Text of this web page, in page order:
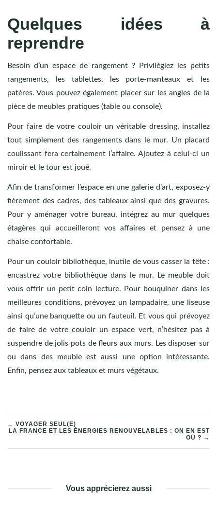
Quelques idées à
reprendre
Besoin d’un espace de rangement ? Privilégiez les petits
rangements, les tablettes, les porte-manteaux et les
patères. Vous pouvez également placer sur les angles de la
pièce de meubles pratiques (table ou console).
Pour faire de votre couloir un véritable dressing, installez
tout simplement des rangements dans le mur. Un placard
coulissant fera certainement l’affaire. Ajoutez à celui-ci un
miroir et le tour est joué.
Afin de transformer l’espace en une galerie d’art, exposez-y
fièrement des cadres, des tableaux ainsi que des gravures.
Pour y aménager votre bureau, intégrez au mur quelques
étagères qui accueilleront vos affaires et pensez à une
chaise confortable.
Pour un couloir bibliothèque, inutile de vous casser la tête :
encastrez votre bibliothèque dans le mur. Le meuble doit
vous offrir un petit coin lecture. Pour bouquiner dans les
meilleures conditions, prévoyez un lampadaire, une liseuse
ainsi qu’une banquette ou un fauteuil. Et vous qui prévoyez
de faire de votre couloir un espace vert, n’hésitez pas à
suspendre de jolis pots de fleurs aux murs. Les disposer sur
ou dans des meuble est aussi une option intéressante.
Enfin, pensez aux tableaux et murs végétaux.
NAVIGATION
DE
← VOYAGER SEUL(E)
LA FRANCE ET LES ÉNERGIES RENOUVELABLES : ON EN EST
OÙ ? →
Vous apprécierez aussi